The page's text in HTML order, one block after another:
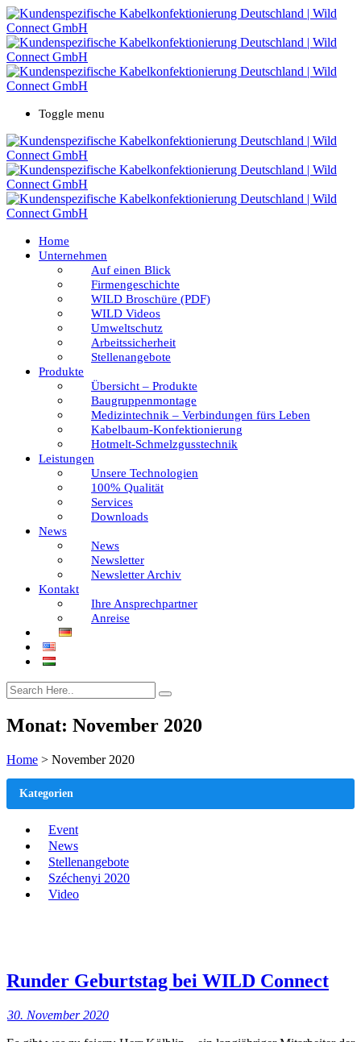
Toggle menu
Home
Unternehmen
Auf einen Blick
Firmengeschichte
WILD Broschüre (PDF)
WILD Videos
Umweltschutz
Arbeitssicherheit
Stellenangebote
Produkte
Übersicht – Produkte
Baugruppenmontage
Medizintechnik – Verbindungen fürs Leben
Kabelbaum-Konfektionierung
Hotmelt-Schmelzgusstechnik
Leistungen
Unsere Technologien
100% Qualität
Services
Downloads
News
News
Newsletter
Newsletter Archiv
Kontakt
Ihre Ansprechpartner
Anreise
Monat: November 2020
Home > November 2020
Runder Geburtstag bei WILD Connect
30. November 2020
Kategorien
Event
News
Stellenangebote
Széchenyi 2020
Video